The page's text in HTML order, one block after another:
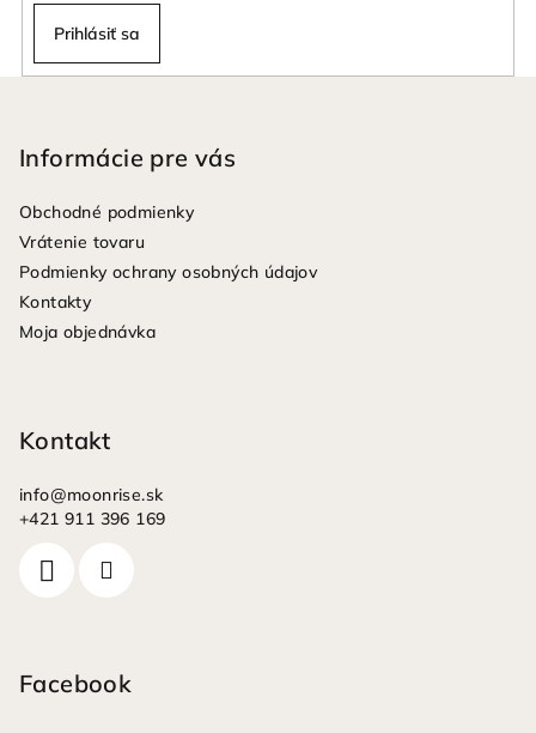
Prihlásiť sa
Informácie pre vás
Obchodné podmienky
Vrátenie tovaru
Podmienky ochrany osobných údajov
Kontakty
Moja objednávka
Kontakt
info@moonrise.sk
+421 911 396 169
Facebook